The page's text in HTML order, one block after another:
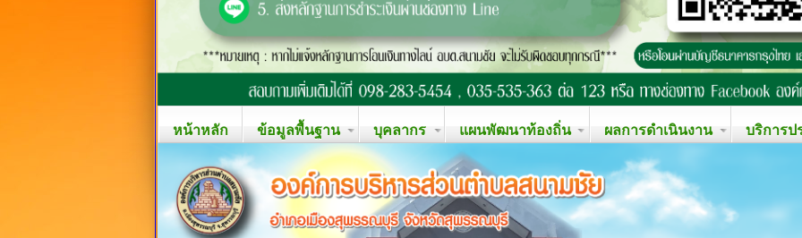
หน้าหลัก ข้อมูลพื้นฐาน บุคลากร แผนพัฒนาท้องถิ่น ผลการดำเนินงาน บริการป